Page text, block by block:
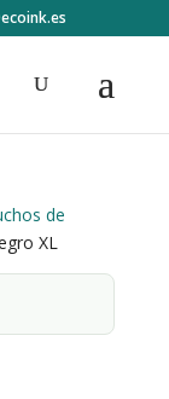
de
XL